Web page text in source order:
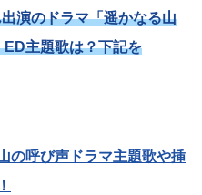
演のドラマ「遥かなる山
主題歌は？下記を
の呼び声ドラマ主題歌や挿